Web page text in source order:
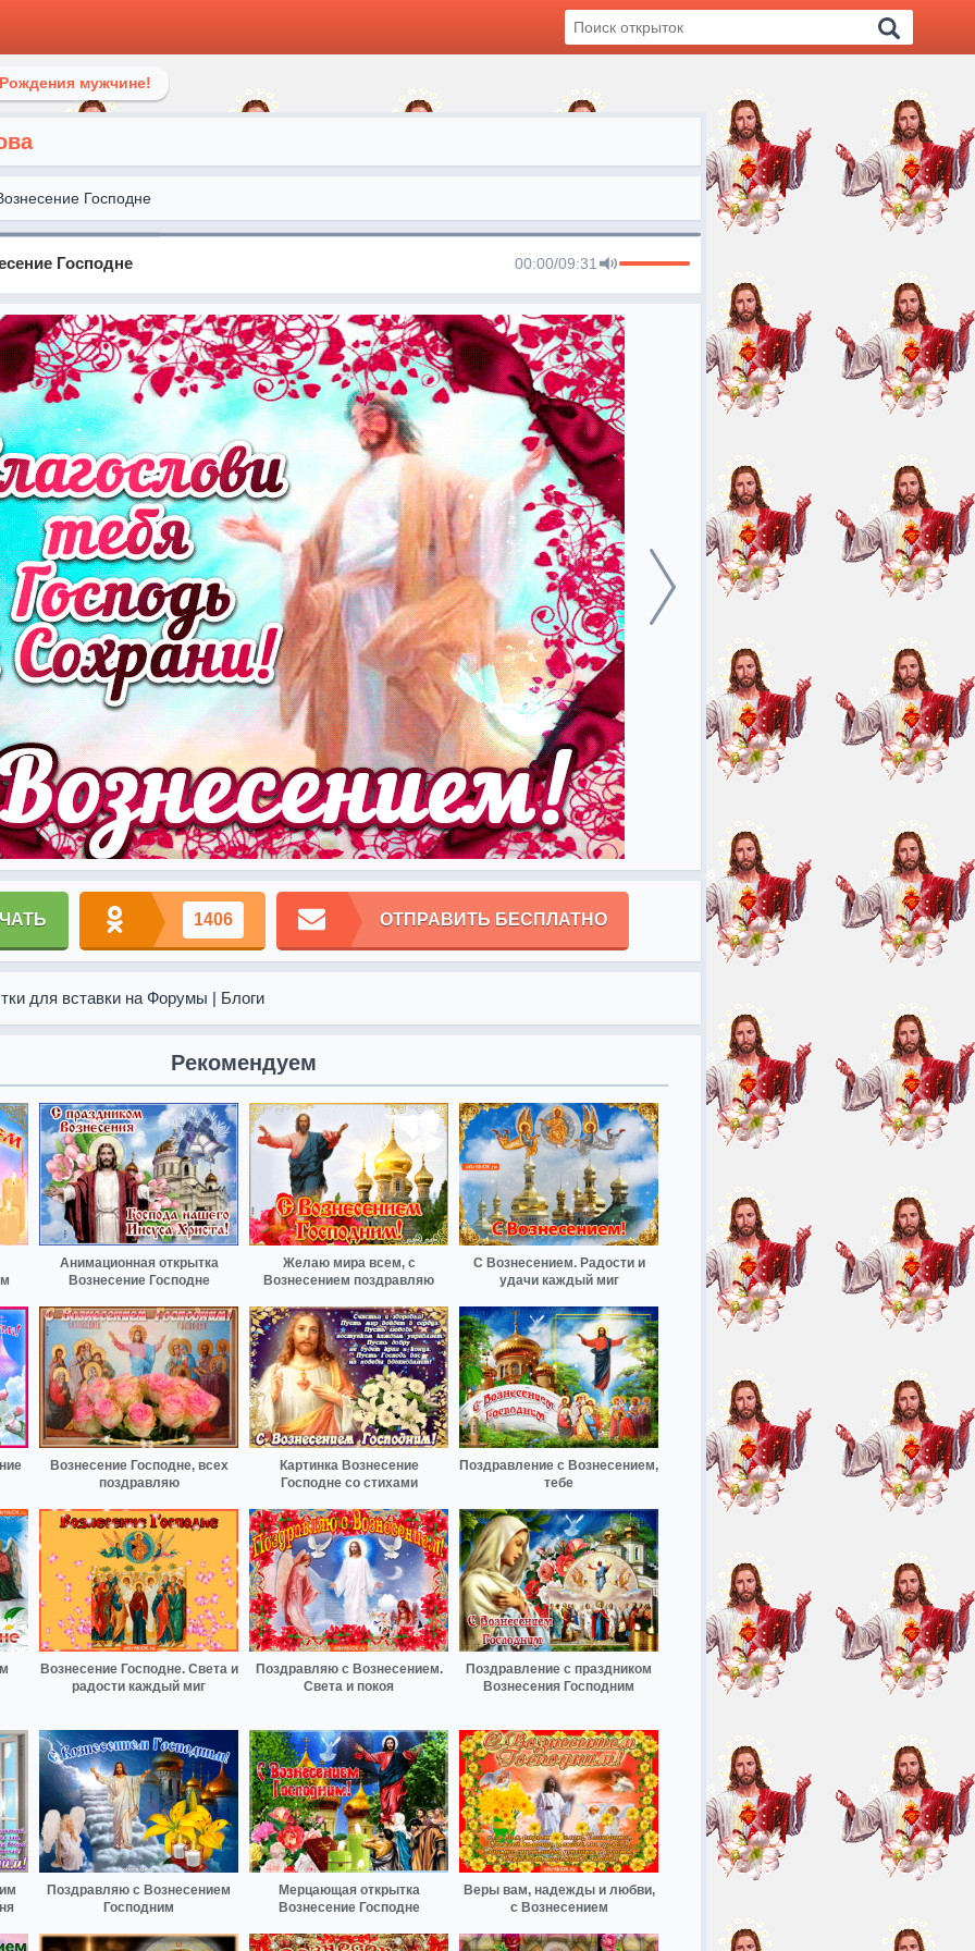
мужчине!
Господне
Господне 00:00/09:31
1406 ОТПРАВИТЬ БЕСПЛАТНО
для вставки на Форумы | Блоги
Рекомендуем
Анимационная открытка
Вознесение Господне
Желаю мира всем, с
Вознесением поздравляю
С Вознесением. Радости и
удачи каждый миг
Вознесение Господне, всех
поздравляю
Картинка Вознесение
Господне со стихами
Поздравление с Вознесением,
тебе
Вознесение Господне. Света и
радости каждый миг
Поздравляю с Вознесением.
Света и покоя
Поздравление с праздником
Вознесения Господним
Поздравляю с Вознесением
Господним
Мерцающая открытка
Вознесение Господне
Веры вам, надежды и любви,
с Вознесением